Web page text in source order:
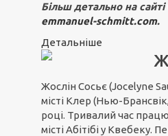
Більш детально на сайті
emmanuel-schmitt.com.
Детальніше
Жослін Сосьє (Jocelyne
місті Клер (Нью-
році. Тривалий час
місті Абітібі у